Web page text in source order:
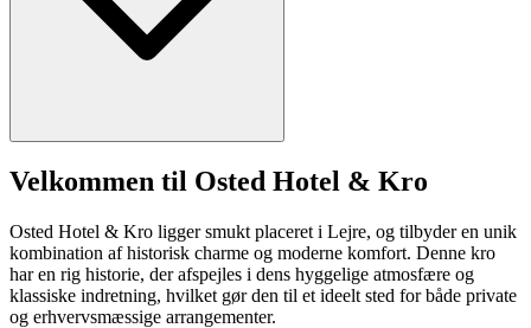
Velkommen til Osted Hotel & Kro
Osted Hotel & Kro ligger smukt placeret i Lejre, og tilbyder en unik
kombination af historisk charme og moderne komfort. Denne kro
har en rig historie, der afspejles i dens hyggelige atmosfære og
klassiske indretning, hvilket gør den til et ideelt sted for både private
og erhvervsmæssige arrangementer.